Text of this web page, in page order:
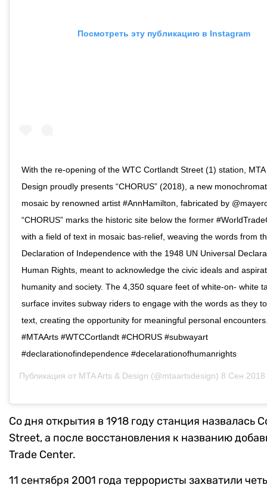
Посмотреть эту публикацию в Instagram
With the re-opening of the WTC Cortlandt Street (1) station, MTA
Design proudly presents “CHORUS” (2018), a new
mosaic by renowned artist #AnnHamilton, fabricated by
“CHORUS” marks the historic site below the former
with a field of text in mosaic bas-relief, weaving the words from
Declaration of Independence with the 1948 UN Universal
Human Rights, meant to acknowledge the civic ideals and
humanity and society. The 4,350 square feet of white-on- white
surface invites subway riders to engage with the words as they
text, creating the opportunity for meaningful personal
#MTAArts #WTCCortlandt #CHORUS #subwayart
#declarationofindependence #decelarationofhumanrights
Публикация от MTA Arts & Design (@mtaartsdesign) 8 Сен 2018
Со дня открытия в 1918 году станция назвалась
Street, а после восстановления к названию
Trade Center.
11 сентября 2001 года террористы захватили